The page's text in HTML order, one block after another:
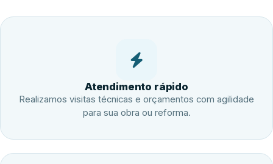
Atendimento rápido
Realizamos visitas técnicas e orçamentos com agilidade
para sua obra ou reforma.